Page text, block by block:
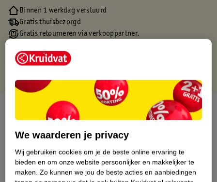
Binnen 1 werkdag verstuurd
Gratis thuisbezorgd
Gratis retourneren via verkooppartner.
Over dit product
Productinformatie
Etiketinformatie
We waarderen je privacy
Wij gebruiken cookies om je de beste online ervaring te
bieden en om onze website persoonlijker en makkelijker te
maken. Zo kunnen we jou de beste acties en aanbiedingen